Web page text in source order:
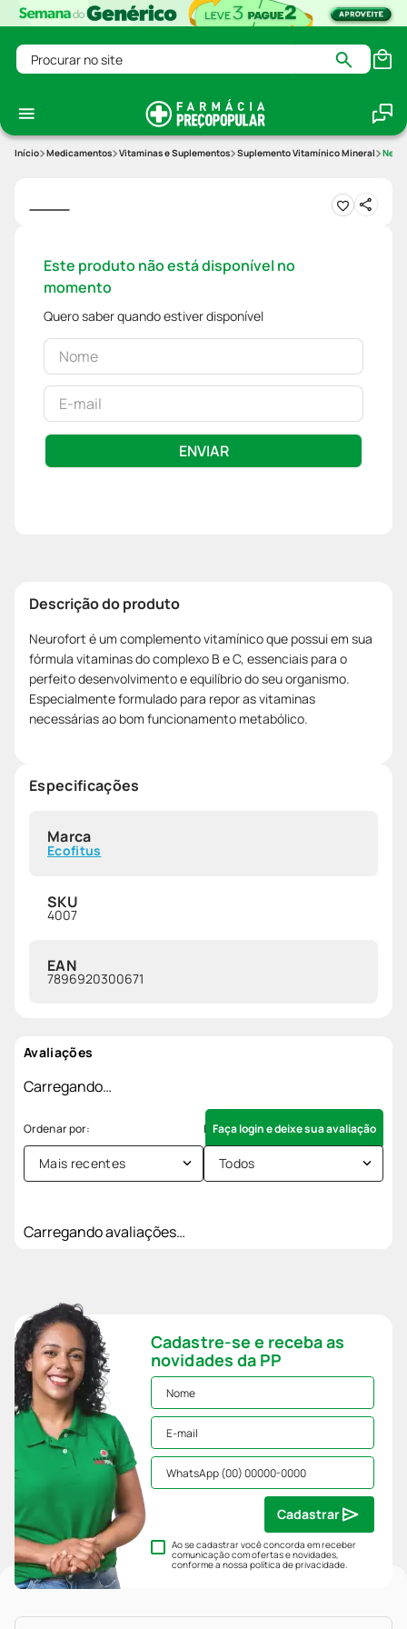
Procurar no site
Medicamentos Vitaminas e Suplementos Suplemento Vitamínico Mineral
Este produto não está disponível no
momento
Quero saber quando estiver disponível
ENVIAR
Descrição do produto
Neurofort é um complemento vitamínico que possui em sua
fórmula vitaminas do complexo B e C, essenciais para o
perfeito desenvolvimento e equilíbrio do seu organismo.
Especialmente formulado para repor as vitaminas
necessárias ao bom funcionamento metabólico.
Especificações
Marca
Ecofitus
SKU
4007
EAN
7896920300671
Avaliações
Carregando…
Faça login e deixe sua avaliação
Mais recentes Todos
Carregando avaliações…
Cadastre-se e receba as
novidades da PP
Ao se cadastrar você concorda em receber
comunicação com ofertas e novidades,
conforme a nossapolítica de privacidade.
Cadastrar